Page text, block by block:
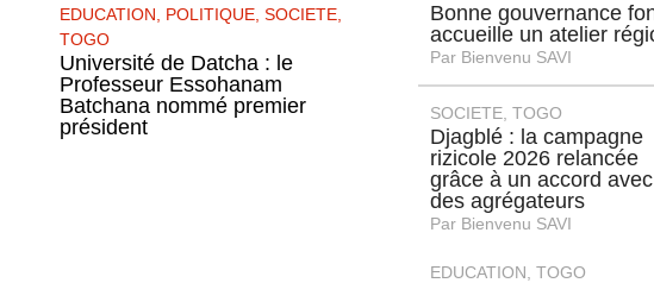
EDUCATION POLITIQUE SOCIETE
TOGO
Université de Datcha : le
Professeur Essohanam
Batchana nommé premier
président
Bonne gouvernance
accueille un atelier
Par Bienvenu SAVI
SOCIETE TOGO
Djagblé : la campagne
rizicole 2026 relancée
grâce à un accord avec
des agrégateurs
Par Bienvenu SAVI
EDUCATION TOGO